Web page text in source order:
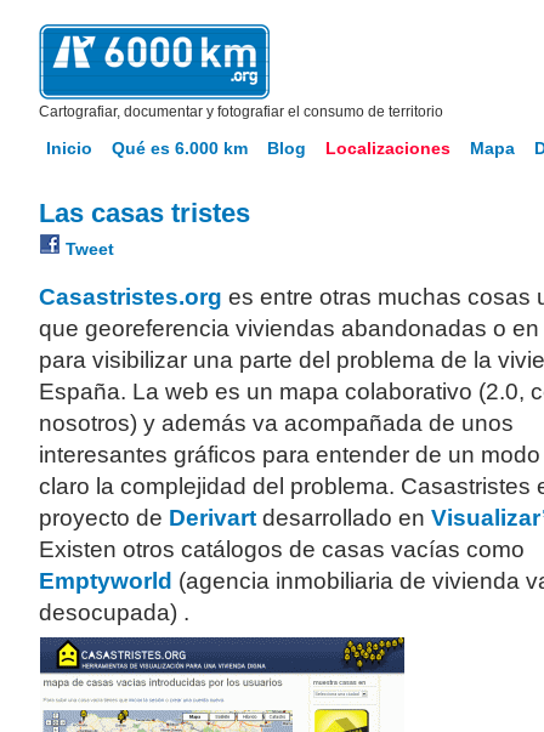
Cartografiar, documentar y fotografiar el consumo de territorio
Inicio Qué es 6.000 km Blog Localizaciones Mapa
Las casas tristes
Tweet
Casastristes.org es entre otras muchas cosas
que georeferencia viviendas abandonadas o
para visibilizar una parte del problema de la
España. La web es un mapa colaborativo (2.0,
nosotros) y además va acompañada de unos
interesantes gráficos para entender de un
claro la complejidad del problema. Casastristes
proyecto de Derivart desarrollado en
Existen otros catálogos de casas vacías como
Emptyworld (agencia inmobiliaria de vivienda
desocupada) .